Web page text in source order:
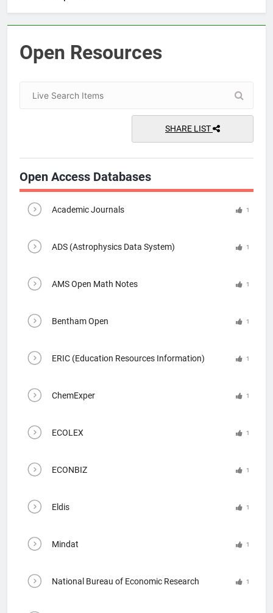
Open Resources
SHARE LIST
Open Access Databases
Academic Journals 1
ADS (Astrophysics Data System) 1
AMS Open Math Notes 1
Bentham Open 1
ERIC (Education Resources Information) 1
ChemExper 1
ECOLEX 1
ECONBIZ 1
Eldis 1
Mindat 1
National Bureau of Economic Research 1